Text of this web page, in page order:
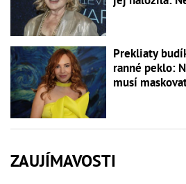
Prekliaty
ranné peklo:
musí
ZAUJÍMAVOSTI